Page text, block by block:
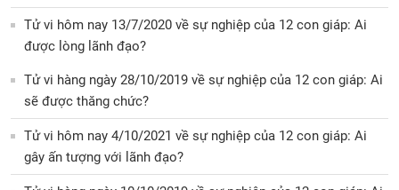
Tử vi hôm nay 13/7/2020 về sự nghiệp của 12 con giáp: Ai
được lòng lãnh đạo?
Tử vi hàng ngày 28/10/2019 về sự nghiệp của 12 con giáp: Ai
sẽ được thăng chức?
Tử vi hôm nay 4/10/2021 về sự nghiệp của 12 con giáp: Ai
gây ấn tượng với lãnh đạo?